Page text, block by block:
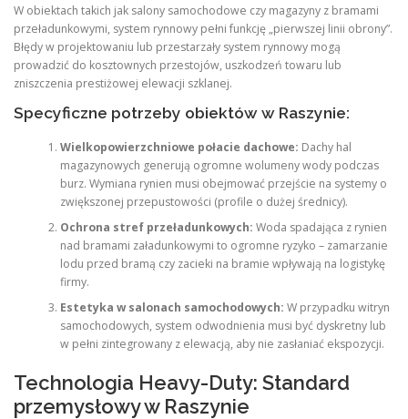
W obiektach takich jak salony samochodowe czy magazyny z bramami
przeładunkowymi, system rynnowy pełni funkcję „pierwszej linii obrony”.
Błędy w projektowaniu lub przestarzały system rynnowy mogą
prowadzić do kosztownych przestojów, uszkodzeń towaru lub
zniszczenia prestiżowej elewacji szklanej.
Specyficzne potrzeby obiektów w Raszynie:
Wielkopowierzchniowe połacie dachowe: Dachy hal
magazynowych generują ogromne wolumeny wody podczas
burz. Wymiana rynien musi obejmować przejście na systemy o
zwiększonej przepustowości (profile o dużej średnicy).
Ochrona stref przeładunkowych: Woda spadająca z rynien
nad bramami załadunkowymi to ogromne ryzyko – zamarzanie
lodu przed bramą czy zacieki na bramie wpływają na logistykę
firmy.
Estetyka w salonach samochodowych: W przypadku witryn
samochodowych, system odwodnienia musi być dyskretny lub
w pełni zintegrowany z elewacją, aby nie zasłaniać ekspozycji.
Technologia Heavy-Duty: Standard
przemysłowy w Raszynie